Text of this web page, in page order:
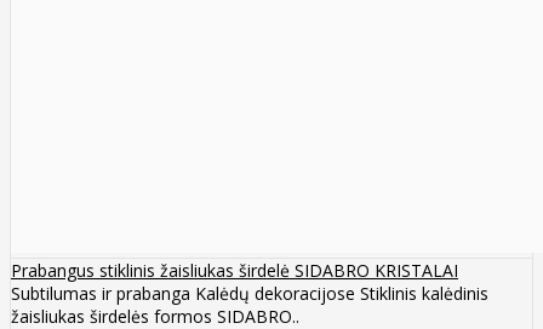
Prabangus stiklinis žaisliukas širdelė SIDABRO KRISTALAI
Subtilumas ir prabanga Kalėdų dekoracijose Stiklinis kalėdinis
žaisliukas širdelės formos SIDABRO..